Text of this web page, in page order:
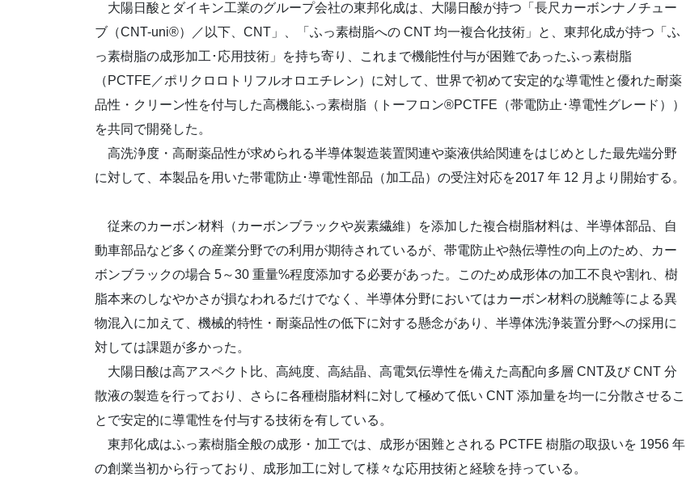
大陽日酸とダイキン工業のグループ会社の東邦化成は、大陽日酸が持つ「長尺カーボンナノチュー
ブ（CNT-uni®）／以下、CNT」、「ふっ素樹脂への CNT 均一複合化技術」と、東邦化成が持つ「ふ
っ素樹脂の成形加工･応用技術」を持ち寄り、これまで機能性付与が困難であったふっ素樹脂
（PCTFE／ポリクロロトリフルオロエチレン）に対して、世界で初めて安定的な導電性と優れた耐薬
品性・クリーン性を付与した高機能ふっ素樹脂（トーフロン®PCTFE（帯電防止･導電性グレード））
を共同で開発した。
高洗浄度・高耐薬品性が求められる半導体製造装置関連や薬液供給関連をはじめとした最先端分野
に対して、本製品を用いた帯電防止･導電性部品（加工品）の受注対応を2017 年 12 月より開始する。
従来のカーボン材料（カーボンブラックや炭素繊維）を添加した複合樹脂材料は、半導体部品、自
動車部品など多くの産業分野での利用が期待されているが、帯電防止や熱伝導性の向上のため、カー
ボンブラックの場合 5～30 重量%程度添加する必要があった。このため成形体の加工不良や割れ、樹
脂本来のしなやかさが損なわれるだけでなく、半導体分野においてはカーボン材料の脱離等による異
物混入に加えて、機械的特性・耐薬品性の低下に対する懸念があり、半導体洗浄装置分野への採用に
対しては課題が多かった。
大陽日酸は高アスペクト比、高純度、高結晶、高電気伝導性を備えた高配向多層 CNT及び CNT 分
散液の製造を行っており、さらに各種樹脂材料に対して極めて低い CNT 添加量を均一に分散させるこ
とで安定的に導電性を付与する技術を有している。
東邦化成はふっ素樹脂全般の成形・加工では、成形が困難とされる PCTFE 樹脂の取扱いを 1956 年
の創業当初から行っており、成形加工に対して様々な応用技術と経験を持っている。